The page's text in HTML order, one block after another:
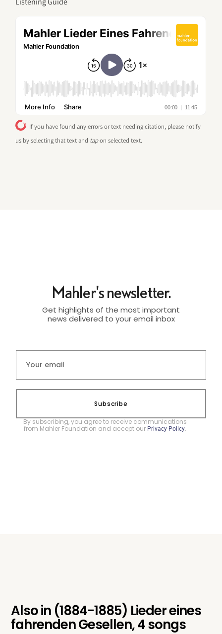
If you have found any errors or text needing citation, please notify
us by selecting that text and tapon selected text.
Mahler's newsletter.
Get highlights of the most important
news delivered to your email inbox
Subscribe
By subscribing, you agree to receive communications
from Mahler Foundation and accept our Privacy Policy.
Also in (1884-1885) Lieder eines
fahrenden Gesellen, 4 songs